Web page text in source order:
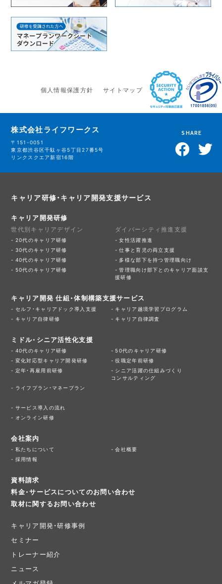
株式会社ライフワークス
〒151-0051
東京都渋谷区千駄ヶ谷5丁目27番5号
リンクスクエア新宿16階
SHARE
個人情報保護方針 サイトマップ
キャリア研修・キャリア開発支援サービス
キャリア開発研修
世代別キャリアデザイン
20代のキャリア研修
30代のキャリア研修
40代のキャリア研修
50代のキャリア研修
ダイバーシティ推進支援
女性活躍推進
仕事と育児の両立支援
多様な部下を持つ管理職向け
管理職向け部下とのキャリア面談支
援研修
キャリア開発 仕組・体制構築支援サービス
セルフ・キャリアドック導入支援
キャリア越境学習プログラム
キャリア自律研修
キャリア自律調査
ミドル・シニア活性化支援
40代のキャリア研修
50代のキャリア研修
変化対応型キャリア開発研修
役職定年前研修
定年・再雇用前研修
シニア活躍の仕組みづくり
コンサルティング
ライフプラン・マネープラン
サービス導入の流れ
オンライン研修
会社案内
私たちについて
会社概要
採用情報
資料請求
料金・サービスについてのお問い合わせ
取材に関するお問い合わせ
キャリア開発・研修事例
セミナー
トレーナー紹介
ニュース